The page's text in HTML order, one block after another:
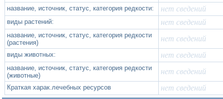
название, источник, статус, категория редкости: нет сведений
виды растений: нет сведений
название, источник, статус, категория редкости
(растения)
нет сведений
виды животных: нет сведений
название, источник, статус, категория редкости
(животные)
нет сведений
Краткая харак.лечебных ресурсов нет сведений